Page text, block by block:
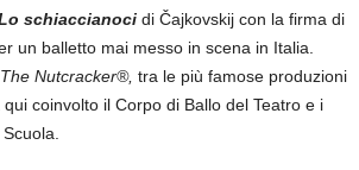
schiaccianoci di Čajkovskij con la firma di
un balletto mai messo in scena in Italia.
Nutcracker®, tra le più famose produzioni
coinvolto il Corpo di Ballo del Teatro e i